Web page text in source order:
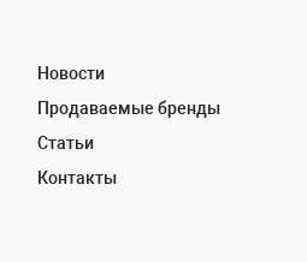
Новости
Продаваемые бренды
Статьи
Контакты